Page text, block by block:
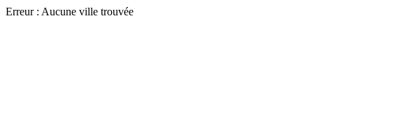
Erreur : Aucune ville trouvée